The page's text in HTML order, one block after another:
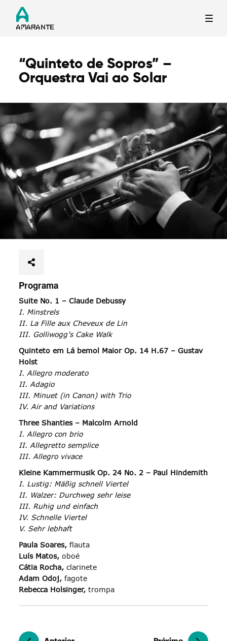
Termo de Pesquisa
Categorias gerais
Filtros
“Quinteto de Sopros” –
Orquestra Vai ao Solar
Programa
Suite No. 1 – Claude Debussy
I. Minstrels
II. La Fille aux Cheveux de Lin
III. Golliwogg’s Cake Walk
Quinteto em Lá bemol Maior Op. 14 H.67 – Gustav
Holst
I. Allegro moderato
II. Adagio
III. Minuet (in Canon) with Trio
IV. Air and Variations
Three Shanties – Malcolm Arnold
I. Allegro con brio
II. Allegretto semplice
III. Allegro vivace
Kleine Kammermusik Op. 24 No. 2 – Paul Hindemith
I. Lustig: Mäßig schnell Viertel
II. Walzer: Durchweg sehr leise
III. Ruhig und einfach
IV. Schnelle Viertel
V. Sehr lebhaft
Paula Soares,flauta
Luís Matos,oboé
Cátia Rocha,clarinete
Adam Odoj,fagote
Rebecca Holsinger,trompa